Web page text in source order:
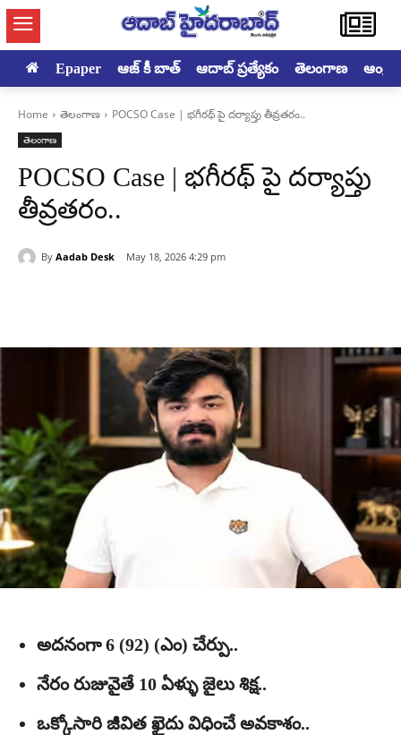
Epaper ఆజ్ కీ బాత్ ఆదాబ్ ప్రత్యేకం తెలంగాణ
Home తెలంగాణ POCSO Case | భగీరథ్ పై దర్యాప్తు తీవ్రతరం..
తెలంగాణ
POCSO Case | భగీరథ్ పై దర్యాప్తు
తీవ్రతరం..
By Aadab Desk May 18, 2026 4:29 pm
అదనంగా 6 (92) (ఎం) చేర్పు..
నేరం రుజువైతే 10 ఏళ్ళు జైలు శిక్ష..
ఒక్కోసారి జీవిత ఖైదు విధించే అవకాశం..